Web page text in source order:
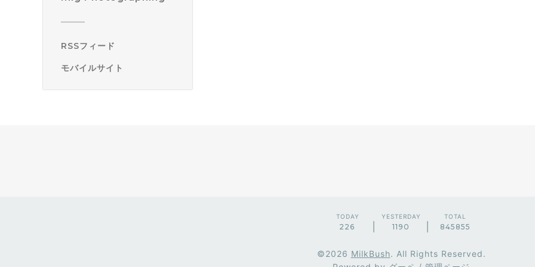
RSSフィード
モバイルサイト
TODAY
226
YESTERDAY
1190
TOTAL
845855
©2026 MilkBush. All Rights Reserved.